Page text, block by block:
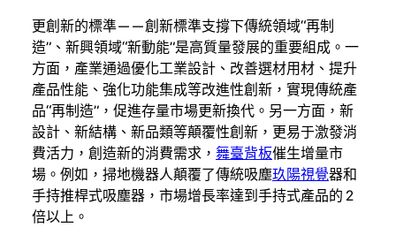
更創新的標準——創新標準支撐下傳統領域“再制
造”、新興領域“新動能”是高質量發展的重要組成。一
方面，產業通過優化工業設計、改善選材用材、提升
產品性能、強化功能集成等改進性創新，實現傳統產
品“再制造”，促進存量市場更新換代。另一方面，新
設計、新結構、新品類等顛覆性創新，更易于激發消
費活力，創造新的消費需求， 舞臺背板催生增量市
場。例如，掃地機器人顛覆了傳統吸塵玖陽視覺器和
手持推桿式吸塵器，市場增長率達到手持式產品的 2
倍以上。